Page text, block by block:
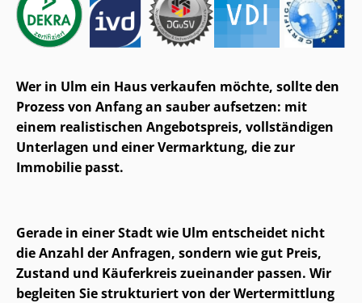
Wer in Ulm ein Haus verkaufen möchte, sollte den
Prozess von Anfang an sauber aufsetzen: mit
einem realistischen Angebotspreis, vollständigen
Unterlagen und einer Vermarktung, die zur
Immobilie passt.
Gerade in einer Stadt wie Ulm entscheidet nicht
die Anzahl der Anfragen, sondern wie gut Preis,
Zustand und Käuferkreis zueinander passen. Wir
begleiten Sie strukturiert von der Wertermittlung